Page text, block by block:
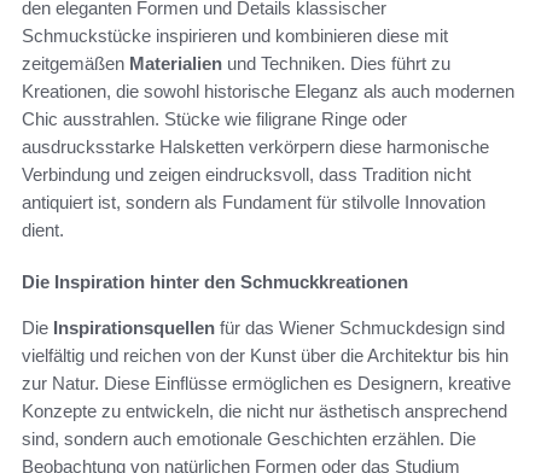
den eleganten Formen und Details klassischer
Schmuckstücke inspirieren und kombinieren diese mit
zeitgemäßen Materialien und Techniken. Dies führt zu
Kreationen, die sowohl historische Eleganz als auch modernen
Chic ausstrahlen. Stücke wie filigrane Ringe oder
ausdrucksstarke Halsketten verkörpern diese harmonische
Verbindung und zeigen eindrucksvoll, dass Tradition nicht
antiquiert ist, sondern als Fundament für stilvolle Innovation
dient.
Die Inspiration hinter den Schmuckkreationen
Die Inspirationsquellen für das Wiener Schmuckdesign sind
vielfältig und reichen von der Kunst über die Architektur bis hin
zur Natur. Diese Einflüsse ermöglichen es Designern, kreative
Konzepte zu entwickeln, die nicht nur ästhetisch ansprechend
sind, sondern auch emotionale Geschichten erzählen. Die
Beobachtung von natürlichen Formen oder das Studium